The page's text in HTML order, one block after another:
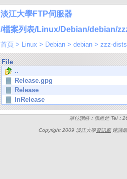
淡江大學FTP伺服器
/檔案列表/Linux/Debian/debian/
首頁 > Linux > Debian > debian > zzz-dists
File
..
Release.gpg
Release
InRelease
單位聯絡：張維廷 Tel：
Copyright 2009 淡江大學資訊處建議